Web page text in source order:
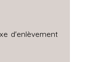
d'enlèvement